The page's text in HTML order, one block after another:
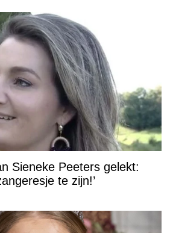
Sieneke Peeters gelekt:
te zijn!’